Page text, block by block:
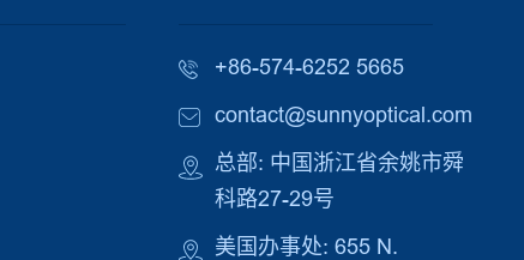
+86-574-6252 5665
contact@sunnyoptical.com
总部: 中国浙江省余姚市舜
科路27-29号
美国办事处: 655 N.